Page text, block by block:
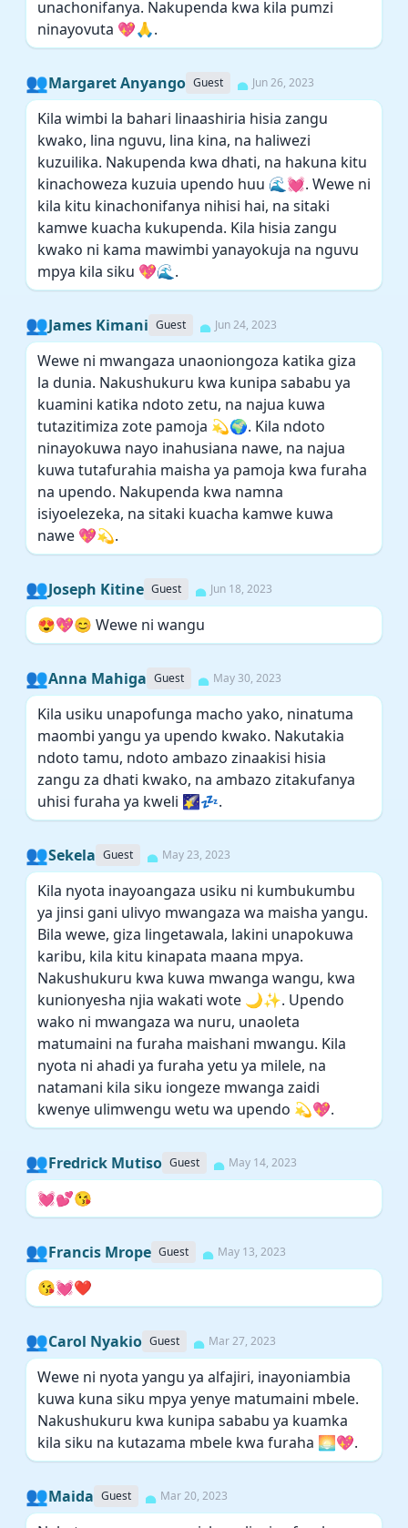
unachonifanya. Nakupenda kwa kila pumzi
ninayovuta 💖🙏.
👥Margaret Anyango Guest Jun 26, 2023
Kila wimbi la bahari linaashiria hisia zangu
kwako, lina nguvu, lina kina, na haliwezi
kuzuilika. Nakupenda kwa dhati, na hakuna kitu
kinachoweza kuzuia upendo huu 🌊💓. Wewe ni
kila kitu kinachonifanya nihisi hai, na sitaki
kamwe kuacha kukupenda. Kila hisia zangu
kwako ni kama mawimbi yanayokuja na nguvu
mpya kila siku 💖🌊.
👥James Kimani Guest Jun 24, 2023
Wewe ni mwangaza unaoniongoza katika giza
la dunia. Nakushukuru kwa kunipa sababu ya
kuamini katika ndoto zetu, na najua kuwa
tutazitimiza zote pamoja 💫🌍. Kila ndoto
ninayokuwa nayo inahusiana nawe, na najua
kuwa tutafurahia maisha ya pamoja kwa furaha
na upendo. Nakupenda kwa namna
isiyoelezeka, na sitaki kuacha kamwe kuwa
nawe 💖💫.
👥Joseph Kitine Guest Jun 18, 2023
😍💖😊 Wewe ni wangu
👥Anna Mahiga Guest May 30, 2023
Kila usiku unapofunga macho yako, ninatuma
maombi yangu ya upendo kwako. Nakutakia
ndoto tamu, ndoto ambazo zinaakisi hisia
zangu za dhati kwako, na ambazo zitakufanya
uhisi furaha ya kweli 🌠💤.
👥Sekela Guest May 23, 2023
Kila nyota inayoangaza usiku ni kumbukumbu
ya jinsi gani ulivyo mwangaza wa maisha yangu.
Bila wewe, giza lingetawala, lakini unapokuwa
karibu, kila kitu kinapata maana mpya.
Nakushukuru kwa kuwa mwanga wangu, kwa
kunionyesha njia wakati wote 🌙✨. Upendo
wako ni mwangaza wa nuru, unaoleta
matumaini na furaha maishani mwangu. Kila
nyota ni ahadi ya furaha yetu ya milele, na
natamani kila siku iongeze mwanga zaidi
kwenye ulimwengu wetu wa upendo 💫💖.
👥Fredrick Mutiso Guest May 14, 2023
💓💕😘
👥Francis Mrope Guest May 13, 2023
😘💓❤️
👥Carol Nyakio Guest Mar 27, 2023
Wewe ni nyota yangu ya alfajiri, inayoniambia
kuwa kuna siku mpya yenye matumaini mbele.
Nakushukuru kwa kunipa sababu ya kuamka
kila siku na kutazama mbele kwa furaha 🌅💖.
👥Maida Guest Mar 20, 2023